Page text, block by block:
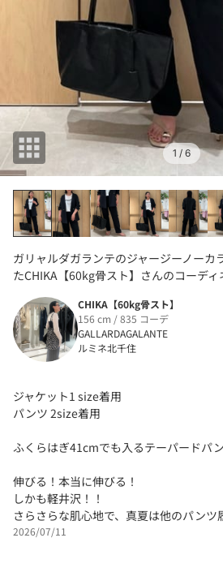
1 / 6
ガリャルダガランテのジャージーノーカ
たCHIKA【60kg骨スト】さんのコーディ
CHIKA【60kg骨スト】
156 cm / 835 コーデ
GALLARDAGALANTE
ルミネ北千住
ジャケット1 size着用
パンツ 2size着用
ふくらはぎ41cmでも入るテーパードパ
伸びる！本当に伸びる！
しかも軽井沢！！
さらさらな肌心地で、真夏は他のパンツ
2026/07/11